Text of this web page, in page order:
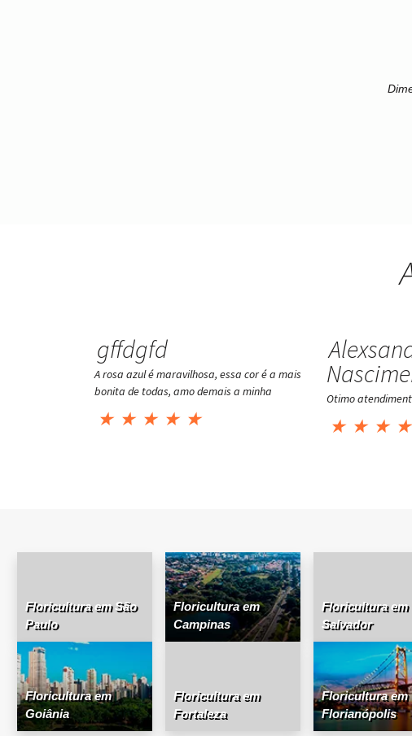
gffdgfd
A rosa azul é maravilhosa, essa cor é a mais
bonita de todas, amo demais a minha
★ ★ ★ ★ ★
Otimo
★ ★ ★ ★
Floricultura em São
Paulo
Floricultura em
Campinas
Floricultura em
Salvador
Floricultura em
Goiânia
Floricultura em
Fortaleza
Floricultura em
Florianópolis